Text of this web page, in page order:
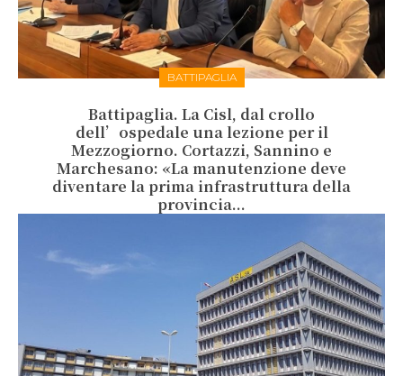
BATTIPAGLIA
Battipaglia. La Cisl, dal crollo
dell’ospedale una lezione per il
Mezzogiorno. Cortazzi, Sannino e
Marchesano: «La manutenzione deve
diventare la prima infrastruttura della
provincia...